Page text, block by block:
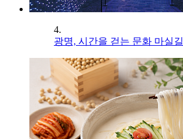
4.
광명, 시간을 걷는 문화 마실길